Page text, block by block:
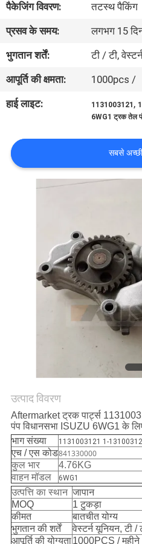
गुणवत्ता
नियंत्रण
संपर्क
करें
समाचार
एक
पैकेजिंग विवरण:
तटस्थ पैकिंग
प्रसव के समय:
लगभग 15
भुगतान शर्तें:
टी / टी,
आपूर्ति की क्षमता:
1000pcs /
हाई लाइट:
1131003121 ,
6WG1 ट्रक तेल
सबसे
उत्पाद विवरण
Aftermarket ट्रक पार्ट्स
पंप विधानसभा ISUZU 6WG1 के
भाग संख्या
1131003121 1-
एच / एस कोड841330000
कुल भार
4.76KG
वाहन मॉडल
6WG1
उत्पत्ति का स्थान जापान
MOQ
1 टुकड़ा
कीमत
बातचीत योग्य
भुगतान की शर्तें
वेस्टर्न यूनियन, टी /
आपूर्ति की योग्यता1000PCS / महीने